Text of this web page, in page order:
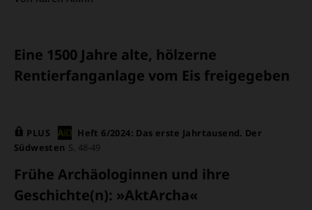
Eine 1500 Jahre alte, hölzerne
Rentierfanganlage vom Eis freigegeben
PLUS
Heft 6/2024: Das erste Jahrtausend. Der
Südwesten S. 48-49
Frühe Archäologinnen und ihre
Geschichte(n): »AktArcha«